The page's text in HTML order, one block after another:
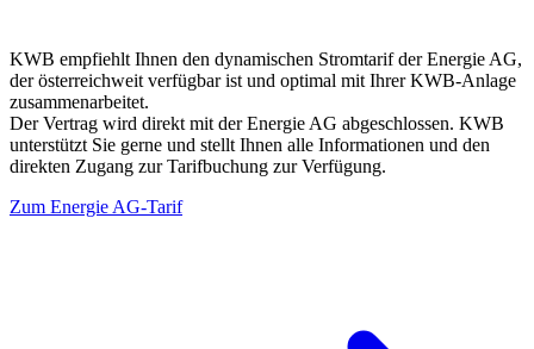
KWB empfiehlt Ihnen den dynamischen Stromtarif der Energie AG,
der österreichweit verfügbar ist und optimal mit Ihrer KWB-Anlage
zusammenarbeitet.
Der Vertrag wird direkt mit der Energie AG abgeschlossen. KWB
unterstützt Sie gerne und stellt Ihnen alle Informationen und den
direkten Zugang zur Tarifbuchung zur Verfügung.
Zum Energie AG-Tarif